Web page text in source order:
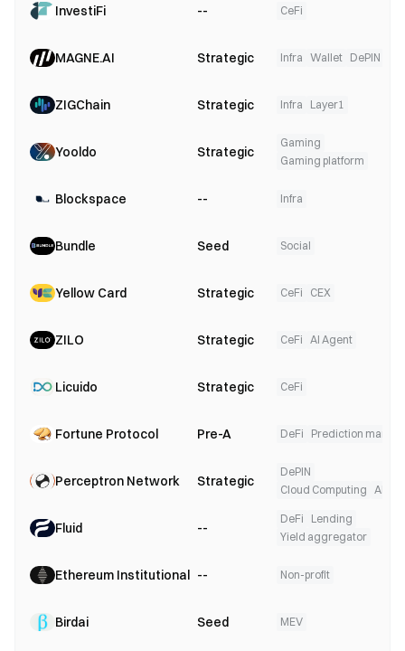
InvestiFi -- CeFi
MAGNE.AI Strategic Infra Wallet DePIN
ZIGChain Strategic Infra Layer1
Yooldo Strategic
Gaming
Gaming platform
Blockspace -- Infra
Bundle Seed Social
Yellow Card Strategic CeFi CEX
ZILO Strategic CeFi AI Agent
Licuido Strategic CeFi
Fortune Protocol Pre-A DeFi Prediction market
Perceptron Network Strategic
DePIN
Cloud Computing AI
Fluid --
DeFi
Lending
Yield aggregator
Ethereum Institutional -- Non-profit
Birdai Seed MEV